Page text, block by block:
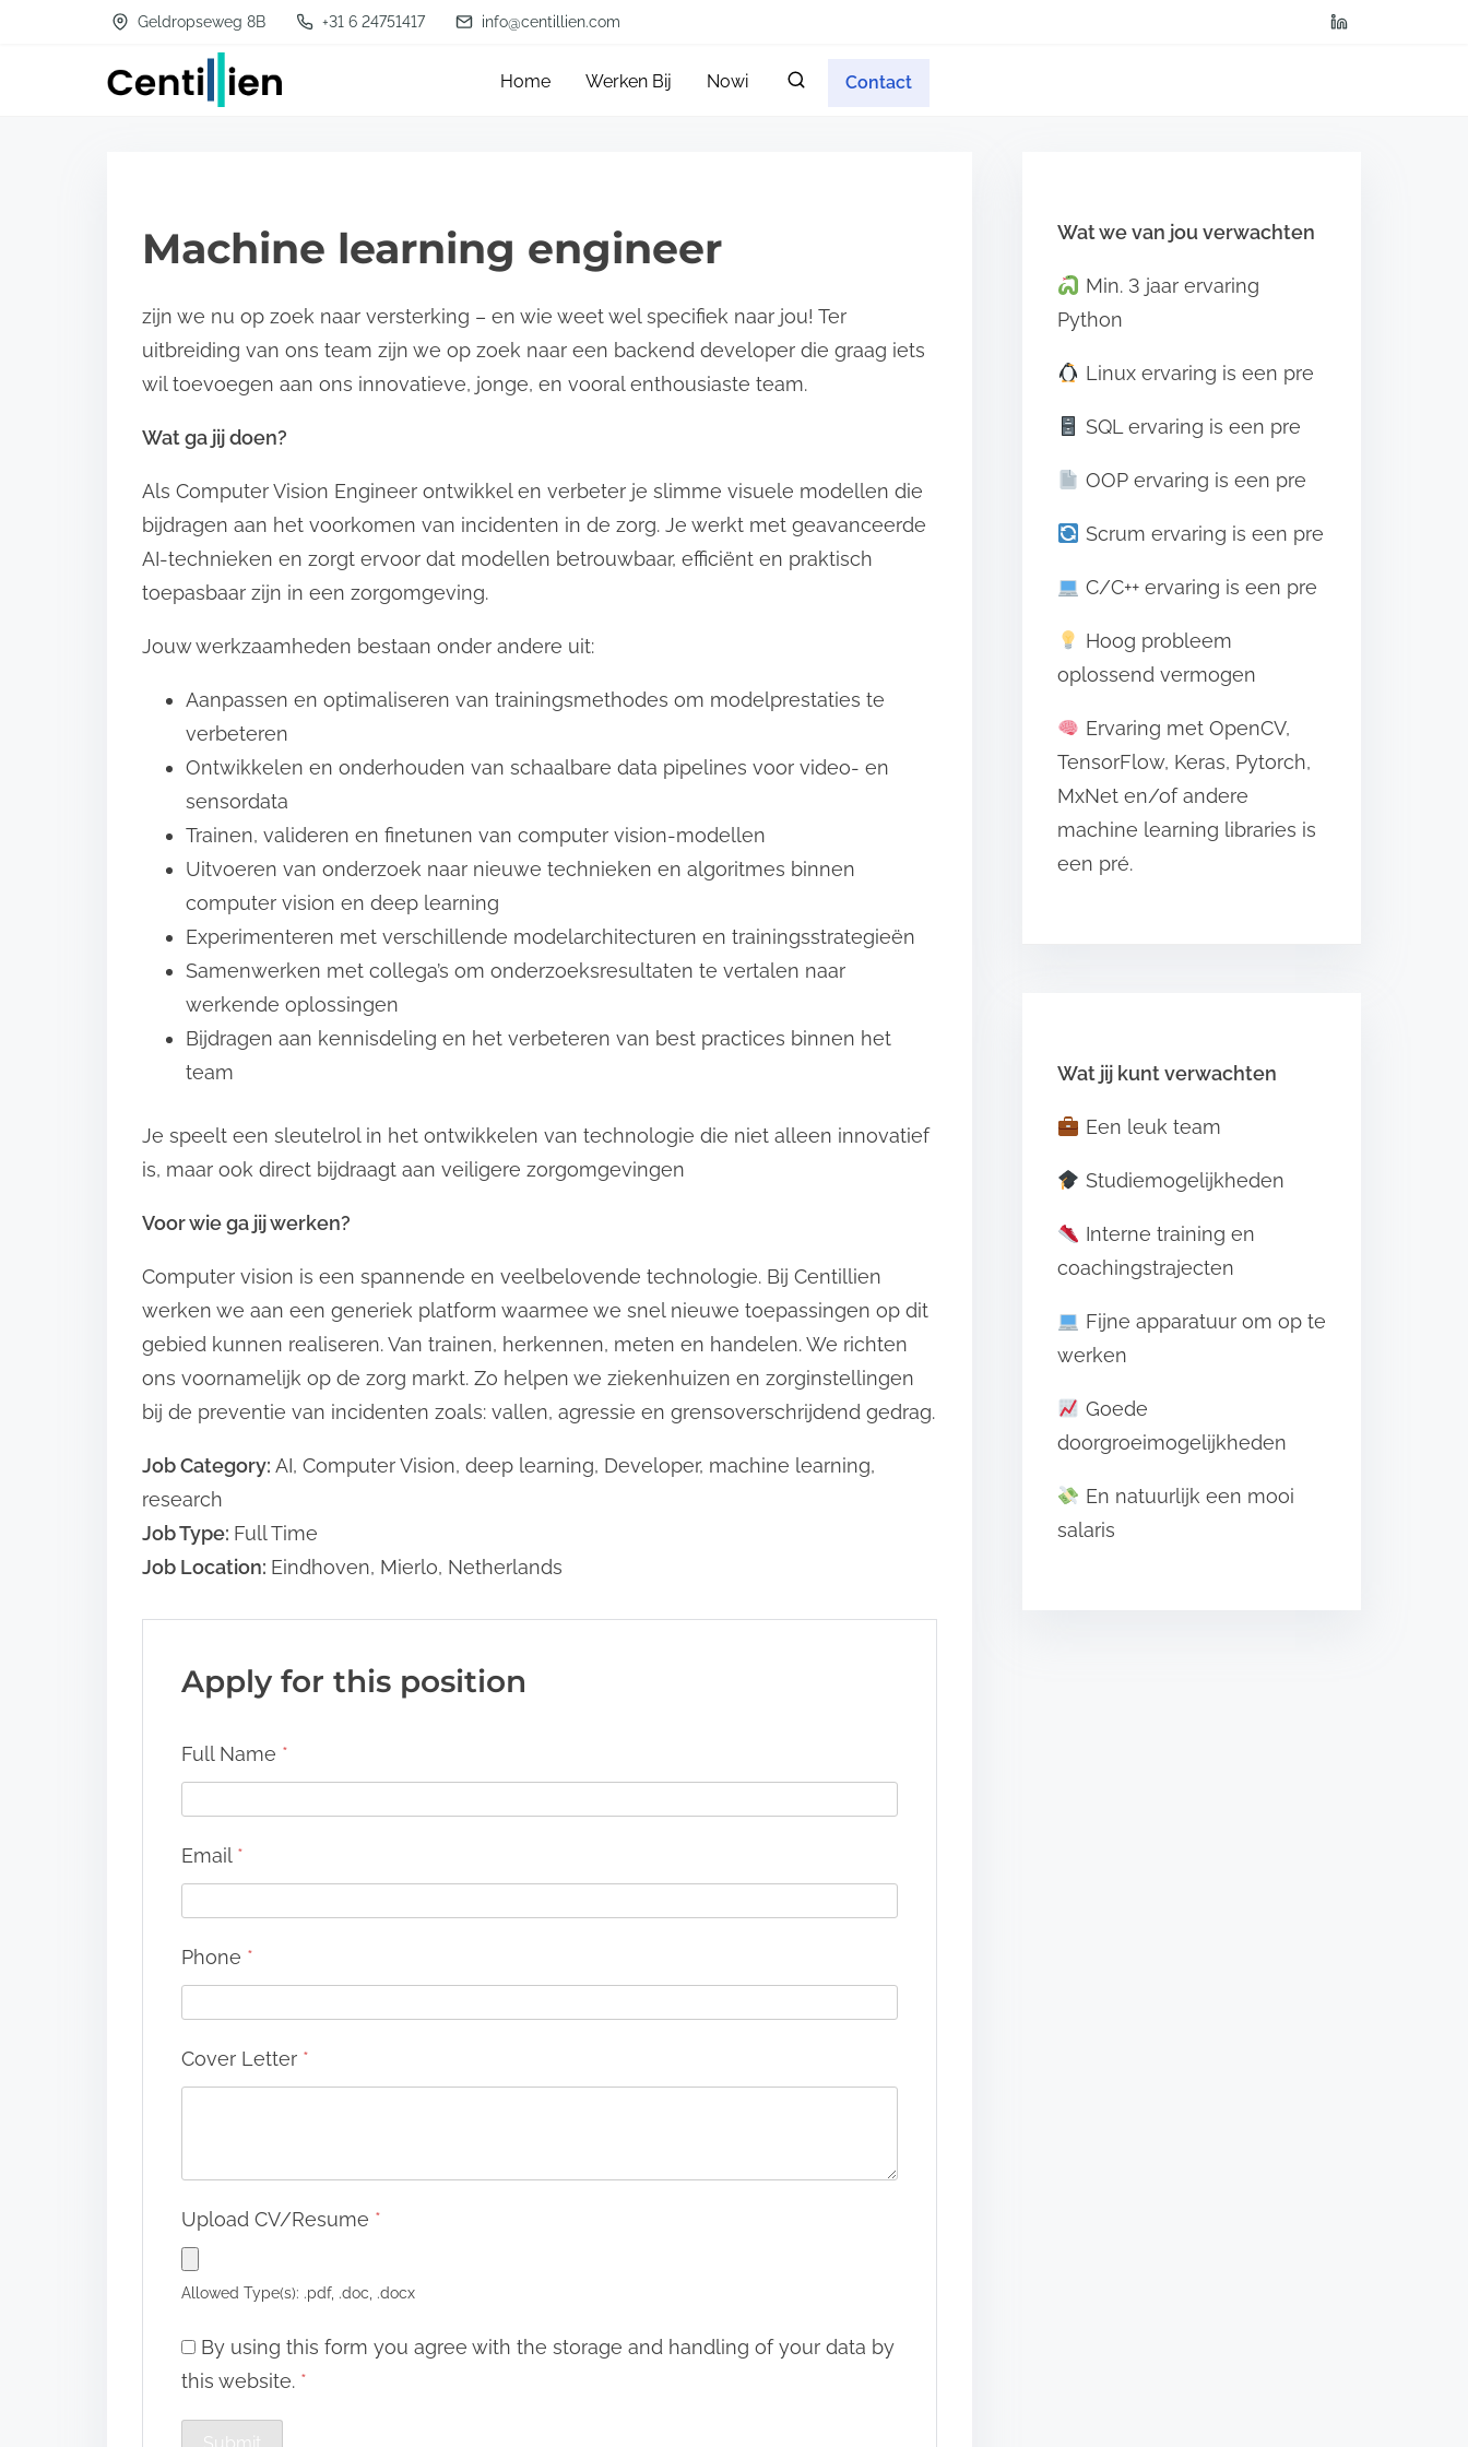
Geldropseweg 8B +31 6 24751417 info@centillien.com
Home Werken Bij Nowi Contact
Machine learning engineer
zijn we nu op zoek naar versterking – en wie weet wel specifiek naar jou! Ter
uitbreiding van ons team zijn we op zoek naar een backend developer die graag iets
wil toevoegen aan ons innovatieve, jonge, en vooral enthousiaste team.
Wat ga jij doen?
Als Computer Vision Engineer ontwikkel en verbeter je slimme visuele modellen die
bijdragen aan het voorkomen van incidenten in de zorg. Je werkt met geavanceerde
AI-technieken en zorgt ervoor dat modellen betrouwbaar, efficiënt en praktisch
toepasbaar zijn in een zorgomgeving.
Jouw werkzaamheden bestaan onder andere uit:
Aanpassen en optimaliseren van trainingsmethodes om modelprestaties te
verbeteren
Ontwikkelen en onderhouden van schaalbare data pipelines voor video- en
sensordata
Trainen, valideren en finetunen van computer vision-modellen
Uitvoeren van onderzoek naar nieuwe technieken en algoritmes binnen
computer vision en deep learning
Experimenteren met verschillende modelarchitecturen en trainingsstrategieën
Samenwerken met collega’s om onderzoeksresultaten te vertalen naar
werkende oplossingen
Bijdragen aan kennisdeling en het verbeteren van best practices binnen het
team
Je speelt een sleutelrol in het ontwikkelen van technologie die niet alleen innovatief
is, maar ook direct bijdraagt aan veiligere zorgomgevingen
Voor wie ga jij werken?
Computer vision is een spannende en veelbelovende technologie. Bij Centillien
werken we aan een generiek platform waarmee we snel nieuwe toepassingen op dit
gebied kunnen realiseren. Van trainen, herkennen, meten en handelen. We richten
ons voornamelijk op de zorg markt. Zo helpen we ziekenhuizen en zorginstellingen
bij de preventie van incidenten zoals: vallen, agressie en grensoverschrijdend gedrag.
Job Category: AI Computer Vision deep learning Developer machine learning
research
Job Type: Full Time
Job Location: Eindhoven Mierlo Netherlands
Apply for this position
Full Name *
Email *
Phone *
Cover Letter *
Upload CV/Resume *
Allowed Type(s): .pdf, .doc, .docx
By using this form you agree with the storage and handling of your data by
this website. *
Wat we van jou verwachten
Min. 3 jaar ervaring
Python
Linux ervaring is een pre
SQL ervaring is een pre
OOP ervaring is een pre
Scrum ervaring is een pre
C/C++ ervaring is een pre
Hoog probleem
oplossend vermogen
Ervaring met OpenCV,
TensorFlow, Keras, Pytorch,
MxNet en/of andere
machine learning libraries is
een pré.
Wat jij kunt verwachten
Een leuk team
Studiemogelijkheden
Interne training en
coachingstrajecten
Fijne apparatuur om op te
werken
Goede
doorgroeimogelijkheden
En natuurlijk een mooi
salaris